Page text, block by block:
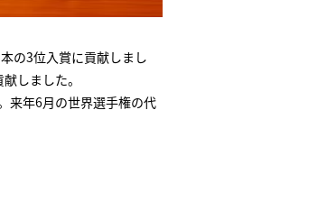
の3位入賞に貢献しまし
しました。
来年6月の世界選手権の代